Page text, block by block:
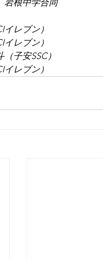
岩根中学合同
レブン）
レブン）
安SSC）
ブン）